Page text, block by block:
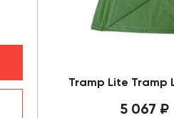
Tramp Lite Tramp
5 067 ₽